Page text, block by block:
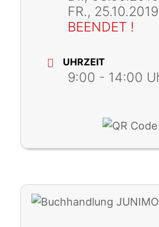
FR., 25.10.2019
BEENDET !
UHRZEIT
9:00 - 14:00